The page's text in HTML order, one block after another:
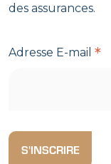
des assurances.
Adresse E-mail *